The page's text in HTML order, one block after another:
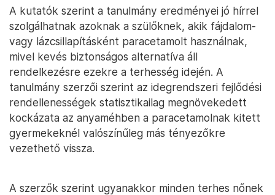
A kutatók szerint a tanulmány eredményei jó hírrel
szolgálhatnak azoknak a szülőknek, akik fájdalom-
vagy lázcsillapításként paracetamolt használnak,
mivel kevés biztonságos alternatíva áll
rendelkezésre ezekre a terhesség idején. A
tanulmány szerzői szerint az idegrendszeri fejlődési
rendellenességek statisztikailag megnövekedett
kockázata az anyaméhben a paracetamolnak kitett
gyermekeknél valószínűleg más tényezőkre
vezethető vissza.
A szerzők szerint ugyanakkor minden terhes nőnek